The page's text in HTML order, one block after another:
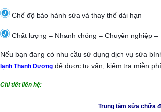
Chế độ bảo hành sửa và thay thế dài hạn
Chất lượng – Nhanh chóng – Chuyên nghiệp –
Nếu bạn đang có nhu cầu sử dụng dịch vụ sửa
lạnh Thanh Dương để được tư vấn, kiểm tra miễn
Chi tiết liên hệ:
Trung tâm sửa chữa